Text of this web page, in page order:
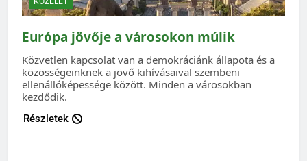
Európa jövője a városokon múlik
Közvetlen kapcsolat van a demokráciánk állapota és a
közösségeinknek a jövő kihívásaival szembeni
ellenállóképessége között. Minden a városokban
kezdődik.
Részletek